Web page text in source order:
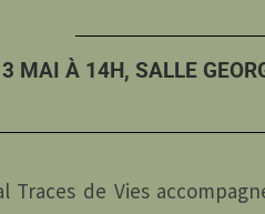
MAI À 14H, SALLE
Traces de Vies